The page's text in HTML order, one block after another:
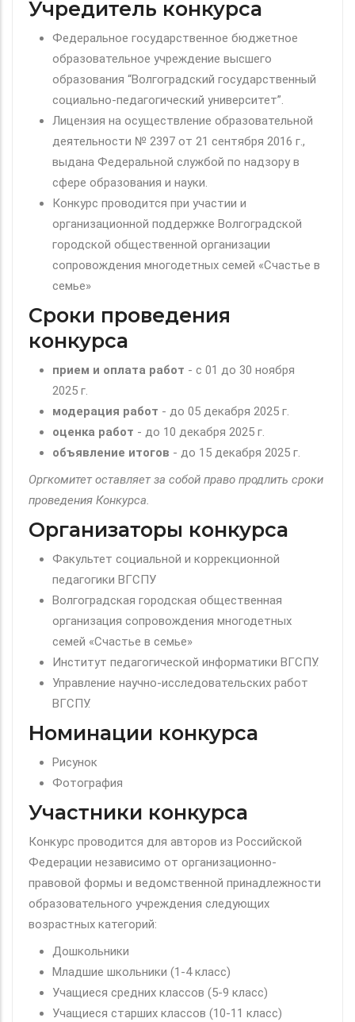
Учредитель конкурса
Федеральное государственное бюджетное
образовательное учреждение высшего
образования “Волгоградский государственный
социально-педагогический университет”.
Лицензия на осуществление образовательной
деятельности № 2397 от 21 сентября 2016 г.,
выдана Федеральной службой по надзору в
сфере образования и науки.
Конкурс проводится при участии и
организационной поддержке Волгоградской
городской общественной организации
сопровождения многодетных семей «Счастье в
семье»
Сроки проведения
конкурса
прием и оплата работ - c 01 до 30 ноября
2025 г.
модерация работ - до 05 декабря 2025 г.
оценка работ - до 10 декабря 2025 г.
объявление итогов - до 15 декабря 2025 г.
Оргкомитет оставляет за собой право продлить сроки
проведения Конкурса.
Организаторы конкурса
Факультет социальной и коррекционной
педагогики ВГСПУ
Волгоградская городская общественная
организация сопровождения многодетных
семей «Счастье в семье»
Институт педагогической информатики ВГСПУ.
Управление научно-исследовательских работ
ВГСПУ.
Номинации конкурса
Рисунок
Фотография
Участники конкурса
Конкурс проводится для авторов из Российской
Федерации независимо от организационно-
правовой формы и ведомственной принадлежности
образовательного учреждения следующих
возрастных категорий:
Дошкольники
Младшие школьники (1-4 класс)
Учащиеся средних классов (5-9 класс)
Учащиеся старших классов (10-11 класс)